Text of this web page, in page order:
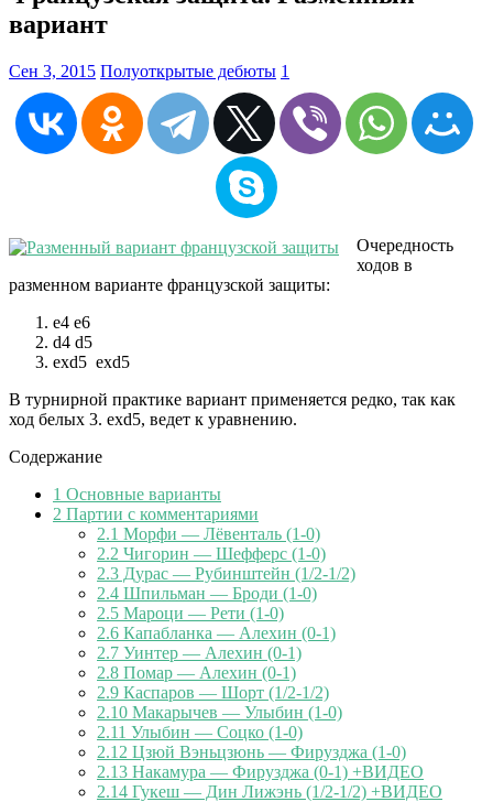
вариант
Сен 3, 2015 Полуоткрытые дебюты 1
Очередность
ходов в
разменном варианте французской защиты:
e4 e6
d4 d5
exd5 exd5
В турнирной практике вариант применяется редко, так как
ход белых 3. exd5, ведет к уравнению.
Содержание
1 Основные варианты
2 Партии с комментариями
2.1 Морфи — Лёвенталь (1-0)
2.2 Чигорин — Шефферс (1-0)
2.3 Дурас — Рубинштейн (1/2-1/2)
2.4 Шпильман — Броди (1-0)
2.5 Мароци — Рети (1-0)
2.6 Капабланка — Алехин (0-1)
2.7 Уинтер — Алехин (0-1)
2.8 Помар — Алехин (0-1)
2.9 Каспаров — Шорт (1/2-1/2)
2.10 Макарычев — Улыбин (1-0)
2.11 Улыбин — Соцко (1-0)
2.12 Цзюй Вэньцзюнь — Фирузджа (1-0)
2.13 Накамура — Фирузджа (0-1) +ВИДЕО
2.14 Гукеш — Дин Лижэнь (1/2-1/2) +ВИДЕО